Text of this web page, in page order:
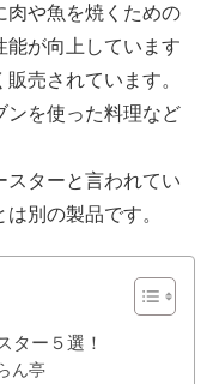
肉や魚を焼くための
能が向上しています
売されています。
ンを使った料理など
スターと言われてい
別の製品です。
ター５選！
ん亭